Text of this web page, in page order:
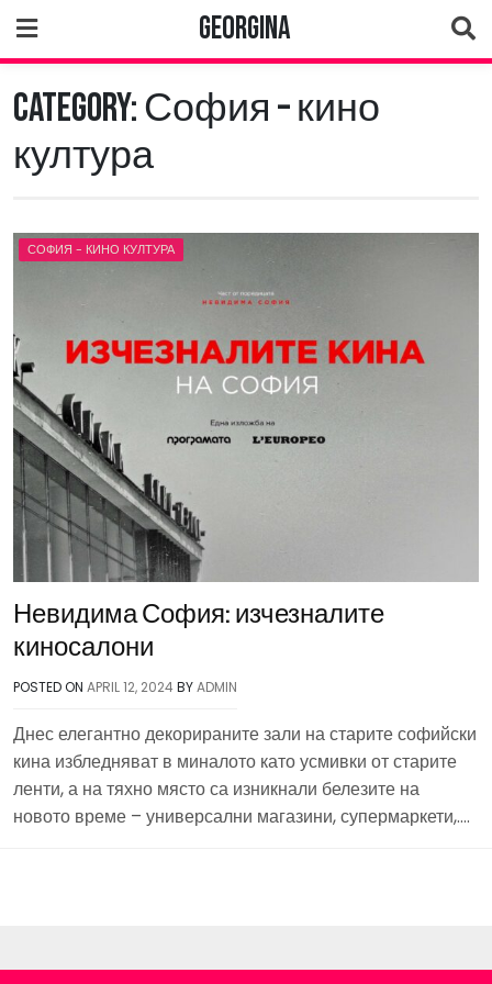
to
content
Georgina
Category:София – кино
култура
СОФИЯ - КИНО КУЛТУРА
Невидима София: изчезналите
киносалони
POSTED ON APRIL 12, 2024BYADMIN
Днес елегантно декорираните зали на старите софийски
кина избледняват в миналото като усмивки от старите
ленти, а на тяхно място са изникнали белезите на
новото време – универсални магазини, супермаркети,….